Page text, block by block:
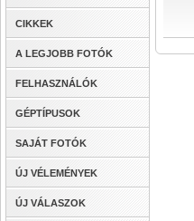
CIKKEK
A LEGJOBB FOTÓK
FELHASZNÁLÓK
GÉPTÍPUSOK
SAJÁT FOTÓK
ÚJ VÉLEMÉNYEK
ÚJ VÁLASZOK